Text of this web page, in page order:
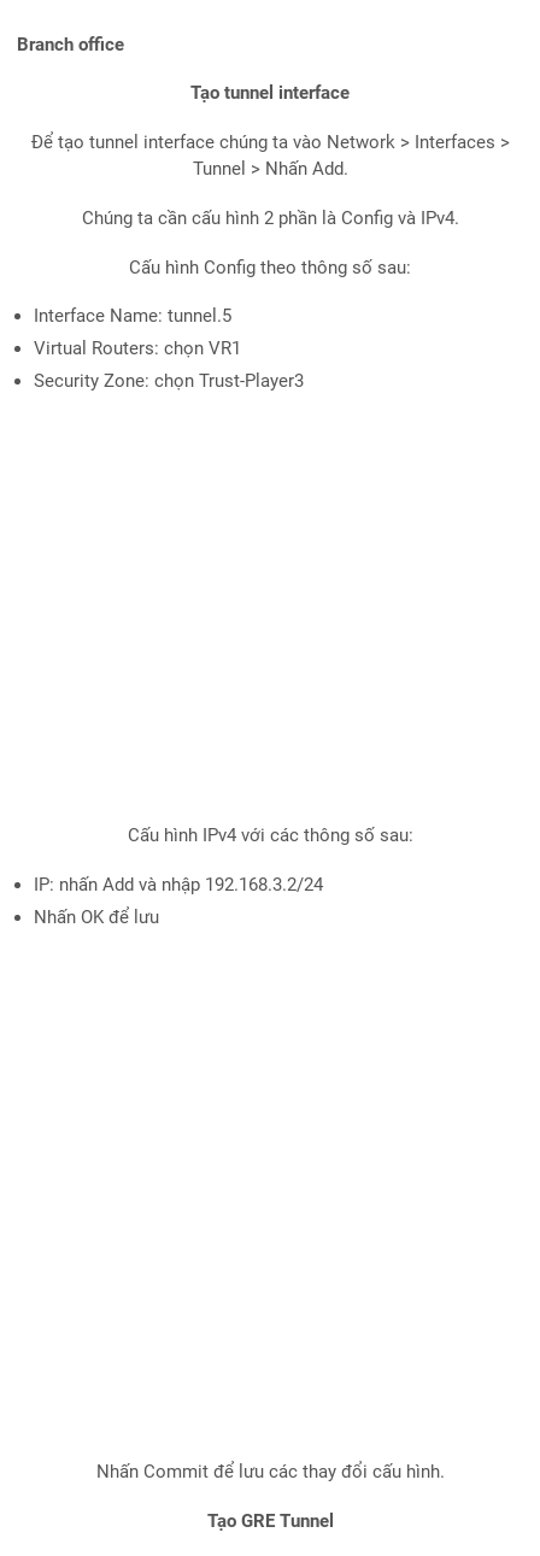
Branch office
Tạo tunnel interface
Để tạo tunnel interface chúng ta vào Network > Interfaces >
Tunnel > Nhấn Add.
Chúng ta cần cấu hình 2 phần là Config và IPv4.
Cấu hình Config theo thông số sau:
Interface Name: tunnel.5
Virtual Routers: chọn VR1
Security Zone: chọn Trust-Player3
Cấu hình IPv4 với các thông số sau:
IP: nhấn Add và nhập 192.168.3.2/24
Nhấn OK để lưu
Nhấn Commit để lưu các thay đổi cấu hình.
Tạo GRE Tunnel